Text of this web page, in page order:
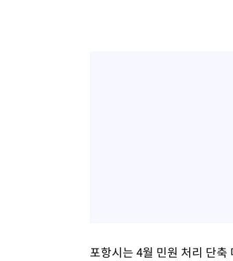
포항시는 4월 민원 처리 단